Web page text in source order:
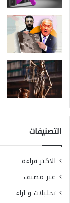
التصنيفات
الاكثر قراءة
غير مصنف
تحليلات و آراء